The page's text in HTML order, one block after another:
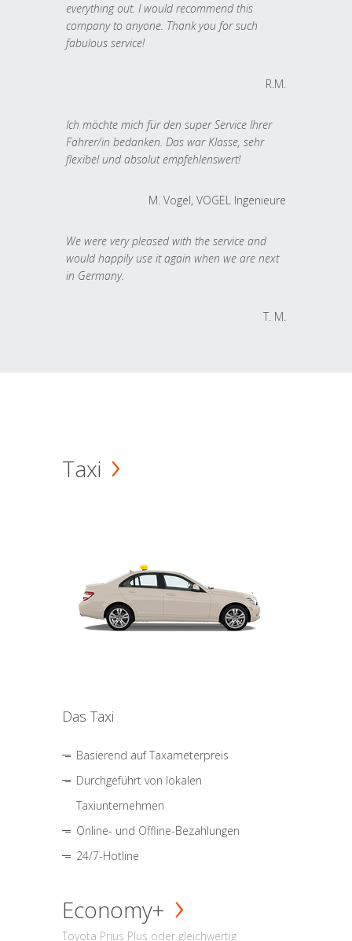
everything out. I would recommend this
company to anyone. Thank you for such
fabulous service!
R.M.
Ich möchte mich für den super Service Ihrer
Fahrer/in bedanken. Das war Klasse, sehr
flexibel und absolut empfehlenswert!
M. Vogel, VOGEL Ingenieure
We were very pleased with the service and
would happily use it again when we are next
in Germany.
T. M.
Taxi
Das Taxi
Basierend auf Taxameterpreis
Durchgeführt von lokalen
Taxiunternehmen
Online- und Offline-Bezahlungen
24/7-Hotline
Economy+
Toyota Prius Plus oder gleichwertig